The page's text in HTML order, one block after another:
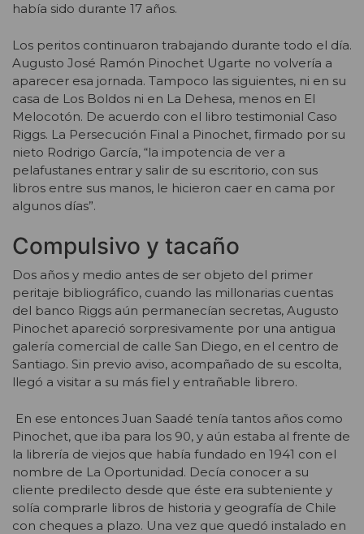
había sido durante 17 años.
Los peritos continuaron trabajando durante todo el día.
Augusto José Ramón Pinochet Ugarte no volvería a
aparecer esa jornada. Tampoco las siguientes, ni en su
casa de Los Boldos ni en La Dehesa, menos en El
Melocotón. De acuerdo con el libro testimonial Caso
Riggs. La Persecución Final a Pinochet, firmado por su
nieto Rodrigo García, “la impotencia de ver a
pelafustanes entrar y salir de su escritorio, con sus
libros entre sus manos, le hicieron caer en cama por
algunos días”.
Compulsivo y tacaño
Dos años y medio antes de ser objeto del primer
peritaje bibliográfico, cuando las millonarias cuentas
del banco Riggs aún permanecían secretas, Augusto
Pinochet apareció sorpresivamente por una antigua
galería comercial de calle San Diego, en el centro de
Santiago. Sin previo aviso, acompañado de su escolta,
llegó a visitar a su más fiel y entrañable librero.
En ese entonces Juan Saadé tenía tantos años como
Pinochet, que iba para los 90, y aún estaba al frente de
la librería de viejos que había fundado en 1941 con el
nombre de La Oportunidad. Decía conocer a su
cliente predilecto desde que éste era subteniente y
solía comprarle libros de historia y geografía de Chile
con cheques a plazo. Una vez que quedó instalado en